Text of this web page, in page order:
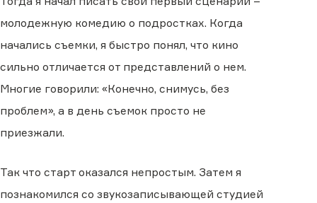
молодежную комедию о подростках. Когда
начались съемки, я быстро понял, что кино
сильно отличается от представлений о нем.
Многие говорили: «Конечно, снимусь, без
проблем», а в день съемок просто не
приезжали.
Так что старт оказался непростым. Затем я
познакомился со звукозаписывающей студией